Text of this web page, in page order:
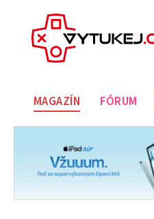
MAGAZÍN FÓRUM